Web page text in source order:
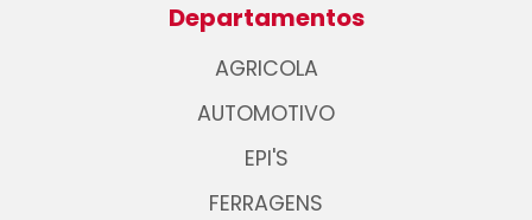
Departamentos
AGRICOLA
AUTOMOTIVO
EPI'S
FERRAGENS